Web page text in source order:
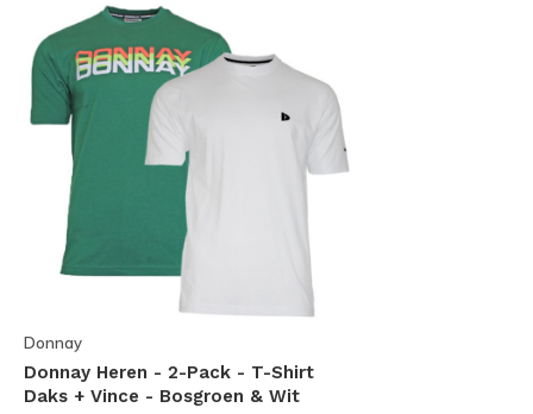
Donnay
Donnay Heren - 2-Pack - T-Shirt
Daks + Vince - Bosgroen & Wit